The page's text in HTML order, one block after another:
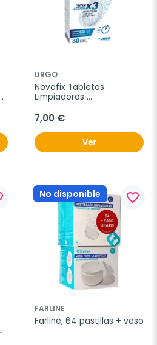
URGO
Novafix Tabletas
Limpiadoras
unidades
7,00 €
Ver
No disponible favorite_border
FARLINE
Farline, 64 pastillas + vaso